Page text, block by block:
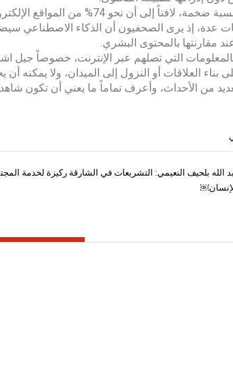
وأضاف أن المحتوى المولّد بالذكاء الاصطناعي ارتفع منذ عام 2022 بنسبة ضخمة، لافتاً
عدة، إذ يرى الصحفيون أن الذكاء الاصطناعي
الوثوق بالمعلومات التي تصلهم عبر الإنترنت، خصوصاً جيل
العلاقات أو النزول إلى الميدان، ولا يمكنه
من الأحداث، وأعرف تماماً ما يعني أن تكون
الله بلحيف النعيمي: التشريعات في الشارقة ركيزة لخدمة